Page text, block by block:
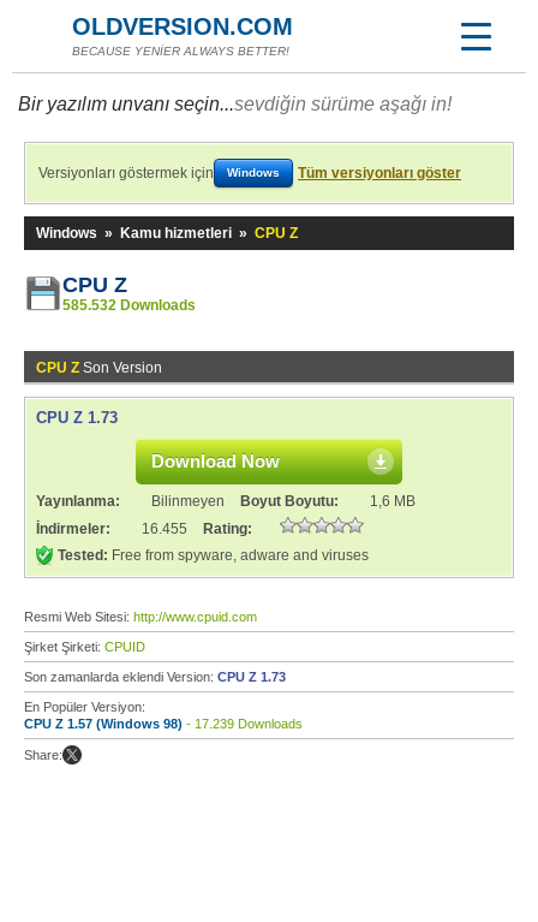
OLDVERSION.COM
BECAUSE YENİER ALWAYS BETTER!
Bir yazılım unvanı seçin...sevdiğin sürüme aşağı in!
Versiyonları göstermek için Windows Tüm versiyonları göster
Windows » Kamu hizmetleri » CPU Z
CPU Z
585.532 Downloads
CPU Z Son Version
CPU Z 1.73
Download Now
Yayınlanma: Bilinmeyen Boyut Boyutu:
1,6 MB
İndirmeler:
16.455
Rating:
Tested: Free from spyware, adware and viruses
Resmi Web Sitesi: http://www.cpuid.com
Şirket Şirketi: CPUID
Son zamanlarda eklendi Version: CPU Z 1.73
En Popüler Versiyon:
CPU Z 1.57 (Windows 98) - 17.239 Downloads
Share: